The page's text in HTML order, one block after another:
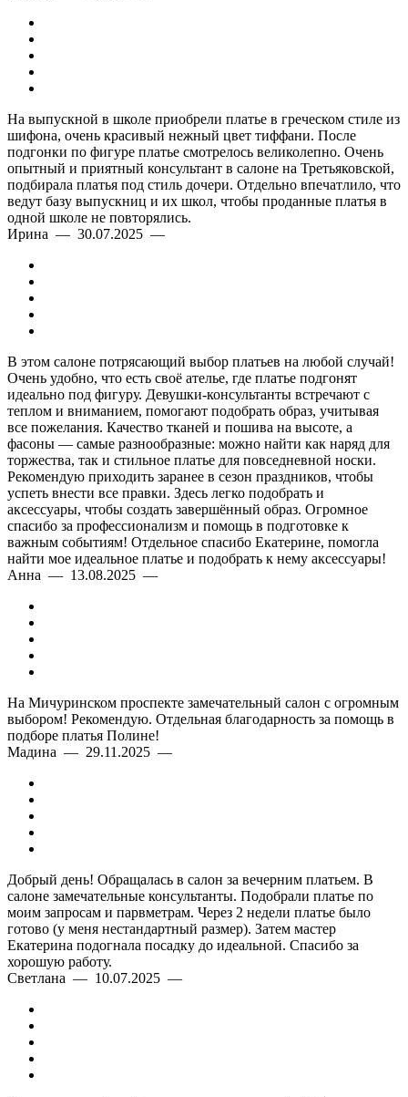
На выпускной в школе приобрели платье в греческом стиле из
шифона, очень красивый нежный цвет тиффани. После
подгонки по фигуре платье смотрелось великолепно. Очень
опытный и приятный консультант в салоне на Третьяковской,
подбирала платья под стиль дочери. Отдельно впечатлило, что
ведут базу выпускниц и их школ, чтобы проданные платья в
одной школе не повторялись.
Ирина — 30.07.2025 —
В этом салоне потрясающий выбор платьев на любой случай!
Очень удобно, что есть своё ателье, где платье подгонят
идеально под фигуру. Девушки-консультанты встречают с
теплом и вниманием, помогают подобрать образ, учитывая
все пожелания. Качество тканей и пошива на высоте, а
фасоны — самые разнообразные: можно найти как наряд для
торжества, так и стильное платье для повседневной носки.
Рекомендую приходить заранее в сезон праздников, чтобы
успеть внести все правки. Здесь легко подобрать и
аксессуары, чтобы создать завершённый образ. Огромное
спасибо за профессионализм и помощь в подготовке к
важным событиям! Отдельное спасибо Екатерине, помогла
найти мое идеальное платье и подобрать к нему аксессуары!
Анна — 13.08.2025 —
На Мичуринском проспекте замечательный салон с огромным
выбором! Рекомендую. Отдельная благодарность за помощь в
подборе платья Полине!
Мадина — 29.11.2025 —
Добрый день! Обращалась в салон за вечерним платьем. В
салоне замечательные консультанты. Подобрали платье по
моим запросам и парвметрам. Через 2 недели платье было
готово (у меня нестандартный размер). Затем мастер
Екатерина подогнала посадку до идеальной. Спасибо за
хорошую работу.
Светлана — 10.07.2025 —